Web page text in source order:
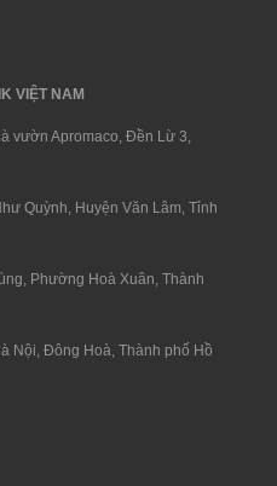
VIỆT NAM
vườn Apromaco, Đền Lừ 3,
Quỳnh, Huyện Văn Lâm, Tỉnh
Phường Hoà Xuân, Thành
Nội, Đông Hoà, Thành phố Hồ